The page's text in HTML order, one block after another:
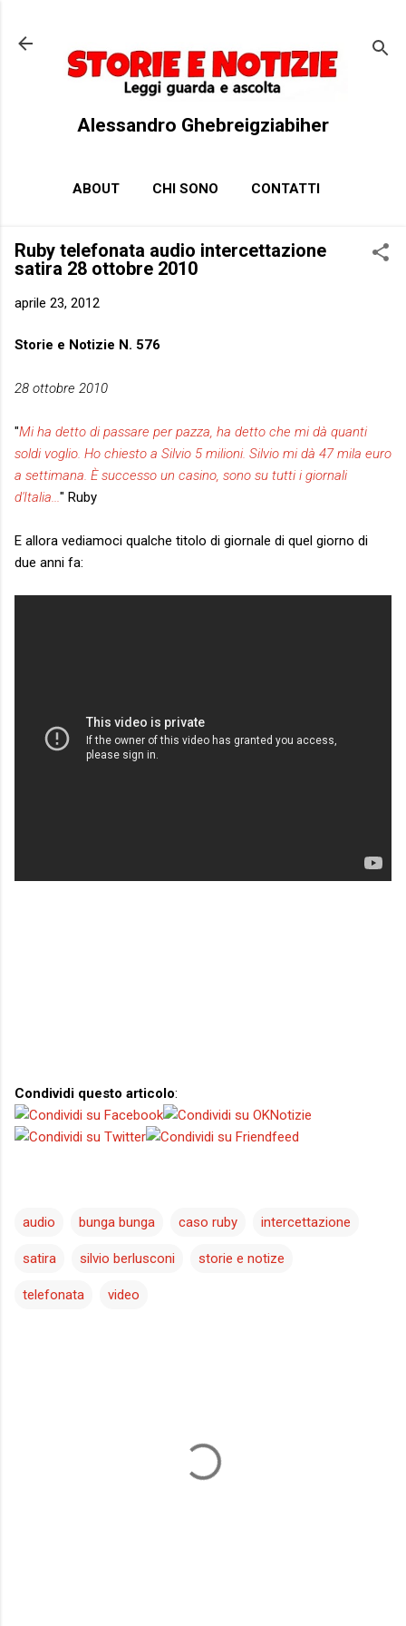
Alessandro Ghebreigziabiher
ABOUT CHI SONO CONTATTI
Ruby telefonata audio intercettazione
satira 28 ottobre 2010
aprile 23, 2012
Storie e Notizie N. 576
28 ottobre 2010
"Mi ha detto di passare per pazza, ha detto che mi dà quanti
soldi voglio. Ho chiesto a Silvio 5 milioni. Silvio mi dà 47 mila euro
a settimana. È successo un casino, sono su tutti i giornali
d'Italia..." Ruby
E allora vediamoci qualche titolo di giornale di quel giorno di
due anni fa:
Condividi questo articolo:
audio bunga bunga caso ruby intercettazione
satira silvio berlusconi storie e notize
telefonata video